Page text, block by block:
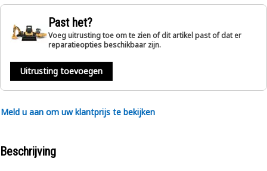
Past het?
Voeg uitrusting toe om te zien of dit artikel past of dat er
reparatieopties beschikbaar zijn.
Uitrusting toevoegen
Meld u aan om uw klantprijs te bekijken
Beschrijving